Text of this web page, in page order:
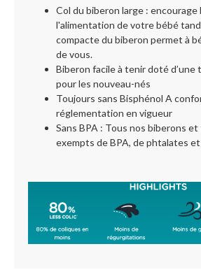
Col du biberon large :
l'alimentation de votre bébé
compacte du biberon permet à
de vous.
Biberon facile à tenir doté
pour les nouveau-nés
Toujours sans Bisphénol A
réglementation en vigueur
Sans BPA : Tous nos biberons
exempts de BPA, de phtalates